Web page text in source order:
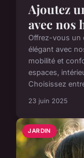
Ajoutez
avec nos
Offrez-vous un
élégant avec
mobilité et
espaces,
Choisissez
23 juin 2025
JARDIN